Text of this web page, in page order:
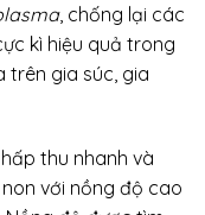
, chống lại các
kì hiệu quả trong
trên gia súc, gia
thu nhanh và
với nồng độ cao